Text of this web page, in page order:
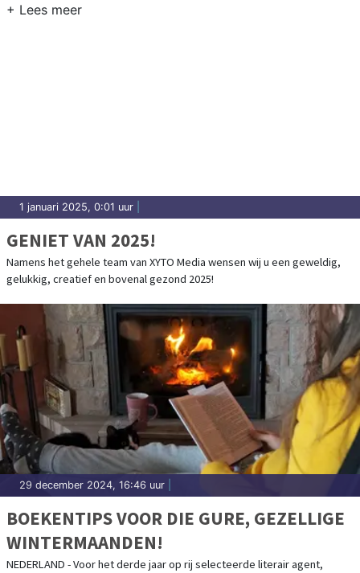
1 januari 2025, 0:01 uur
GENIET VAN 2025!
Namens het gehele team van XYTO Media wensen wij u een geweldig,
gelukkig, creatief en bovenal gezond 2025!
29 december 2024, 16:46 uur
BOEKENTIPS VOOR DIE GURE, GEZELLIGE
WINTERMAANDEN!
NEDERLAND - Voor het derde jaar op rij selecteerde literair agent,